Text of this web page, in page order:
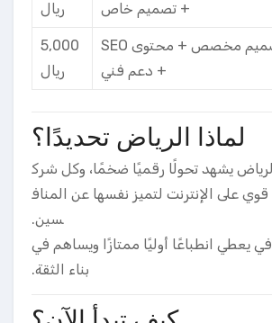
+ تصميم خاص
ريال
تصميم مخصص + محتوى SEO
+ دعم فني
5,000
ريال
لماذا الرياض تحديدًا؟
يشهد تحولًا رقميًا ضخمًا، وكل شرك
على الإنترنت لتميز نفسها عن المناف
سين.
يعطي انطباعًا أوليًا ممتازًا ويساهم في
بناء الثقة.